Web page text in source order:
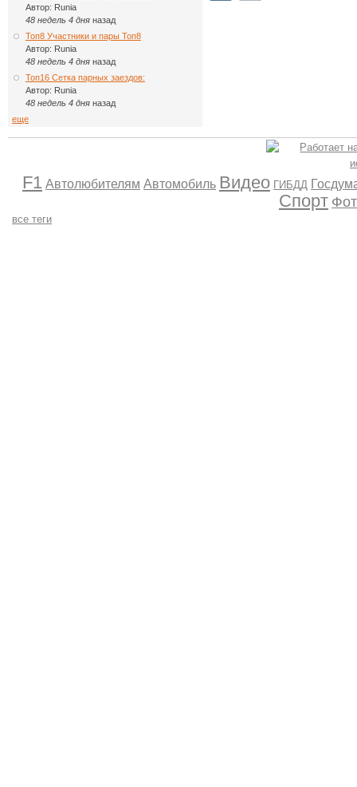
Автор: Runia
48 недель 4 дняназад
Топ8 Участники и пары Топ8
Автор: Runia
48 недель 4 дняназад
Топ16 Сетка парных заездов:
Автор: Runia
48 недель 4 дняназад
еще
F1 Автолюбителям Автомобиль Видео ГИБДД
Спорт
все теги